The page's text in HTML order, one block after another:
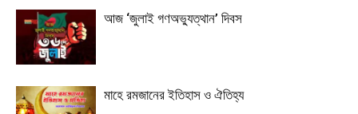
আজ ‘জুলাই গণঅভ্যুত্থান’ দিবস
মাহে রমজানের ইতিহাস ও ঐতিহ্য